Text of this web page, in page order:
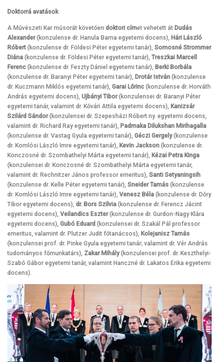
Doktorrá avatások
A Művészeti Kar műsorát követően doktori címet vehetett át Dudás
Alexander(konzulense dr. Hanula Barna egyetemi docens), Hári László
Róbert (konzulense dr. Földesi Péter egyetemi tanár), Somosné Strommer
Diána (konzulense dr. Földesi Péter egyetemi tanár), Treszkai Marcell
Ferenc (konzulense dr. Feszty Dániel egyetemi tanár), Berki Borbála
(konzulense dr. Baranyi Péter egyetemi tanár), Drotár István (konzulense
dr. Kuczmann Miklós egyetemi tanár), Garai Lőrinc (konzulense dr. Horváth
András egyetemi docens), Ujbányi Tibor(konzulensei dr. Baranyi Péter
egyetemi tanár, valamint dr. Kővári Attila egyetemi docens), Kanizsár
Szilárd Sándor(konzulensei dr. Szepesházi Róbert ny. egyetemi docens,
valamint dr. Richard Ray egyetemi tanár), Padmaka Dilukshan Mirihagalla
(konzulense dr. Vastag Gyula egyetemi tanár), Géczi Gergely(konzulense
dr. Komlósi László Imre egyetemi tanár), Kevin Jackson (konzulense dr.
Konczosné dr. Szombathelyi Márta egyetemi tanár), Kézai Petra Kinga
(konzulensei dr. Konczosné dr. Szombathelyi Márta egyetemi tanár,
valamint dr. Rechnitzer János professor emeritus), Santi Setyaningsih
(konzulense dr. Kelle Péter egyetemi tanár), Sneider Tamás (konzulense
dr. Komlósi László Imre egyetemi tanár), Venesz Béla (konzulense dr. Dőry
Tibor egyetemi docens), dr. Bors Szilvia (konzulense dr. Ferencz Jácint
egyetemi docens), Veilandics Eszter(konzulense dr. Gurdon-Nagy Klára
egyetemi docens), Gubó Eduard (konzulensei dr. Szakál Pál professor
emeritus, valamint dr. Plutzer Judit főtanácsos), Kolejanisz Tamás
(konzulensei prof. dr. Pinke Gyula egyetemi tanár; valamint dr. Vér András
tudományos főmunkatárs), Zakar Mihály(konzulensei prof. dr. Keszthelyi-
Szabó Gábor egyetemi tanár, valamint Hanczné dr. Lakatos Erika egyetemi
docens).